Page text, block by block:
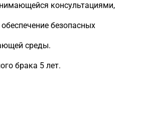
консультациями,
безопасных
среды.
брака 5 лет.